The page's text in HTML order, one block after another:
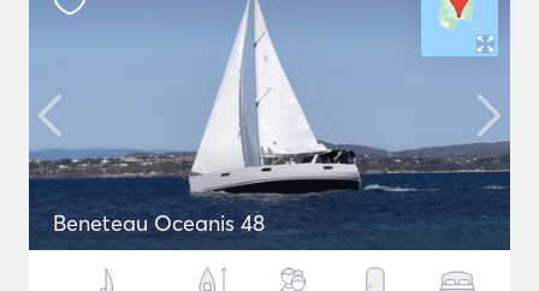
Beneteau Oceanis 48